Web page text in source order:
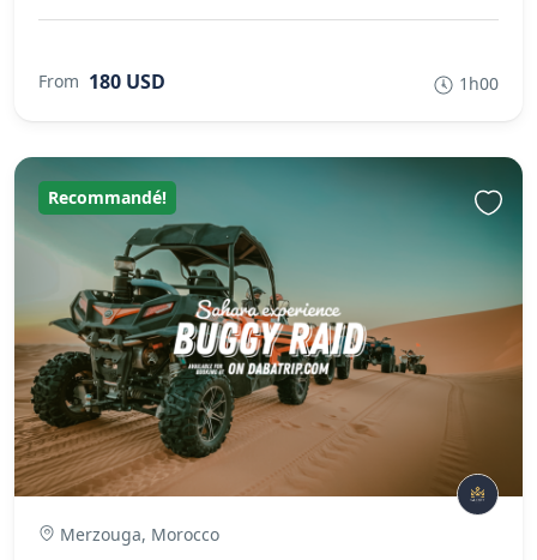
From 180 USD 1h00
Recommandé!
Merzouga, Morocco